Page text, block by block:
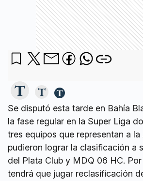
Se disputó esta tarde en Bahía
la fase regular en la Super Liga
tres equipos que representan a
pudieron lograr la clasificación a
del Plata Club y MDQ 06 HC.
tendrá que jugar reclasificación